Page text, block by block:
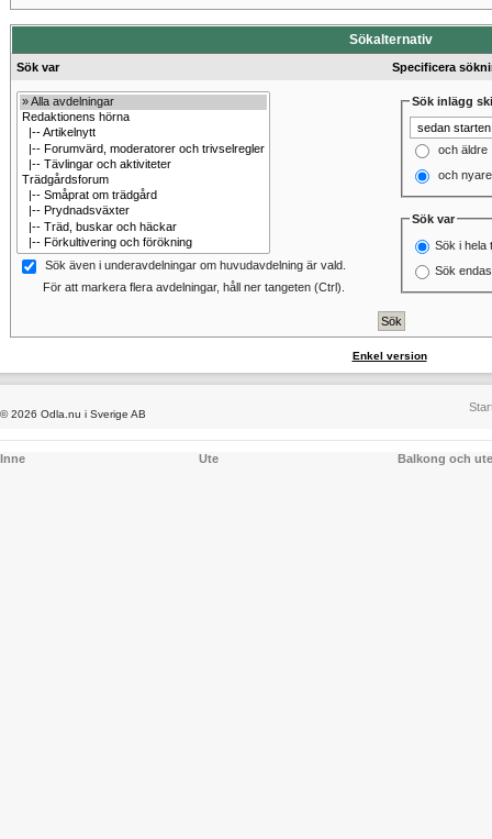
Sökalternativ
Sök var Specificera
Sök även i underavdelningar om huvudavdelning är vald.
För att markera flera avdelningar, håll ner tangeten (Ctrl).
Sök inlägg
och äldre
och nyare
Sök var
Sök i hela
Sök
Enkel version
© 2026 Odla.nu i Sverige AB
Inne Ute Balkong och